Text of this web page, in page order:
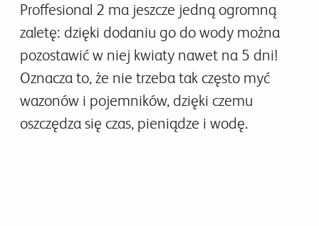
Proffesional 2 ma jeszcze jedną ogromną
zaletę: dzięki dodaniu go do wody można
pozostawić w niej kwiaty nawet na 5 dni!
Oznacza to, że nie trzeba tak często myć
wazonów i pojemników, dzięki czemu
oszczędza się czas, pieniądze i wodę.